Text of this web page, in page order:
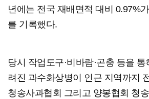
년에는 전국 재배면적 대비 0.97%
를 기록했다.
당시 작업도구·비바람·곤충 등을
려진 과수화상병이 인근 지역까지
청송사과협회 그리고 양봉협회 청